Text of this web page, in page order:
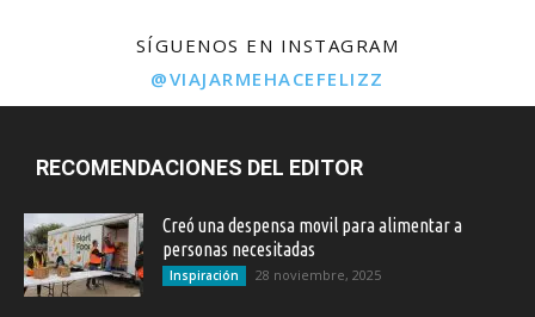
SÍGUENOS EN INSTAGRAM
@VIAJARMEHACEFELIZZ
RECOMENDACIONES DEL EDITOR
Creó una despensa movil para alimentar a
personas necesitadas
Inspiración 28 noviembre, 2025